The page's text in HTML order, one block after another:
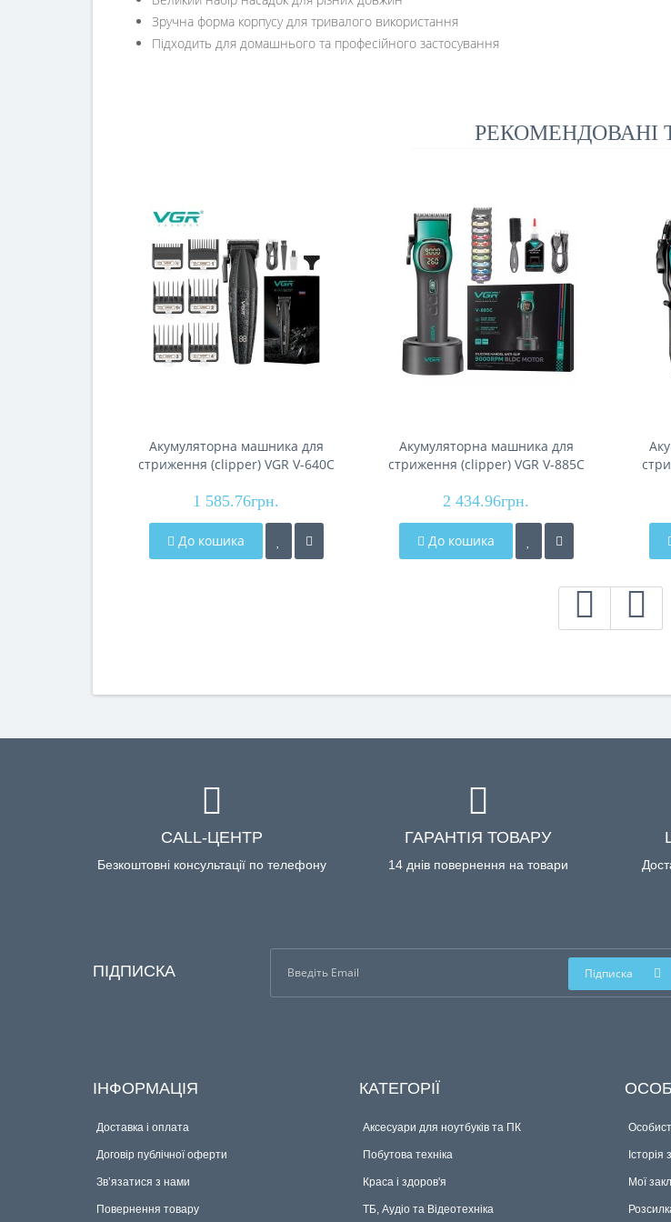
Зручна форма корпусу для тривалого використання
Підходить для домашнього та професійного застосування
РЕКОМЕНДОВАНІ
Акумуляторна машника для
стриження (clipper) VGR V-640C
9000RPM
1 585.76грн.
До кошика
Акумуляторна машника для
стриження (clipper) VGR V-885C
2 434.96грн.
До кошика
CALL-ЦЕНТР
Безкоштовні консультації по телефону
ГАРАНТІЯ ТОВАРУ
14 днів повернення на товари
ПІДПИСКА Підписка
ІНФОРМАЦІЯ
Доставка і оплата
Договір публічної оферти
Зв’язатися з нами
Повернення товару
КАТЕГОРІЇ
Аксесуари для ноутбуків та ПК
Побутова техніка
Краса і здоров'я
ТБ, Аудіо та Відеотехніка
Мої